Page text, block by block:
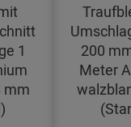
1
mm
200
Meter